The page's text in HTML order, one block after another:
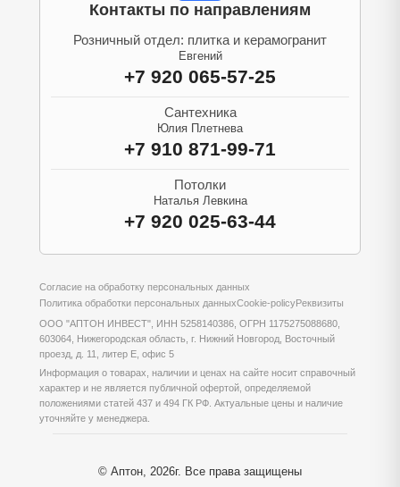
Контакты по направлениям
Розничный отдел: плитка и керамогранит
Евгений
+7 920 065-57-25
Сантехника
Юлия Плетнева
+7 910 871-99-71
Потолки
Наталья Левкина
+7 920 025-63-44
Согласие на обработку персональных данных
Политика обработки персональных данныхCookie-policyРеквизиты
ООО "АПТОН ИНВЕСТ", ИНН 5258140386, ОГРН 1175275088680,
603064, Нижегородская область, г. Нижний Новгород, Восточный
проезд, д. 11, литер Е, офис 5
Информация о товарах, наличии и ценах на сайте носит справочный
характер и не является публичной офертой, определяемой
положениями статей 437 и 494 ГК РФ. Актуальные цены и наличие
уточняйте у менеджера.
© Аптон, 2026г. Все права защищены